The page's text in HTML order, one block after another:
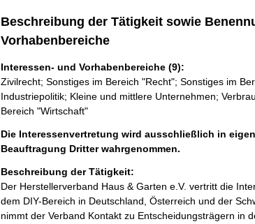
Beschreibung der Tätigkeit sowie
Vorhabenbereiche
Interessen- und Vorhabenbereiche (9):
Zivilrecht; Sonstiges im Bereich "Recht"; Sonstiges im
Industriepolitik; Kleine und mittlere Unternehmen;
Bereich "Wirtschaft"
Die Interessenvertretung wird ausschließlich in
Beauftragung Dritter wahrgenommen.
Beschreibung der Tätigkeit:
Der Herstellerverband Haus & Garten e.V. vertritt die
dem DIY-Bereich in Deutschland, Österreich und der
nimmt der Verband Kontakt zu Entscheidungsträgern in